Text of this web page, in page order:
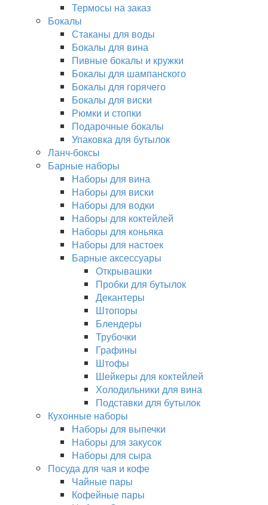
Термосы на заказ
Бокалы
Стаканы для воды
Бокалы для вина
Пивные бокалы и кружки
Бокалы для шампанского
Бокалы для горячего
Бокалы для виски
Рюмки и стопки
Подарочные бокалы
Упаковка для бутылок
Ланч-боксы
Барные наборы
Наборы для вина
Наборы для виски
Наборы для водки
Наборы для коктейлей
Наборы для коньяка
Наборы для настоек
Барные аксессуары
Открывашки
Пробки для бутылок
Декантеры
Штопоры
Блендеры
Трубочки
Графины
Штофы
Шейкеры для коктейлей
Холодильники для вина
Подставки для бутылок
Кухонные наборы
Наборы для выпечки
Наборы для закусок
Наборы для сыра
Посуда для чая и кофе
Чайные пары
Кофейные пары